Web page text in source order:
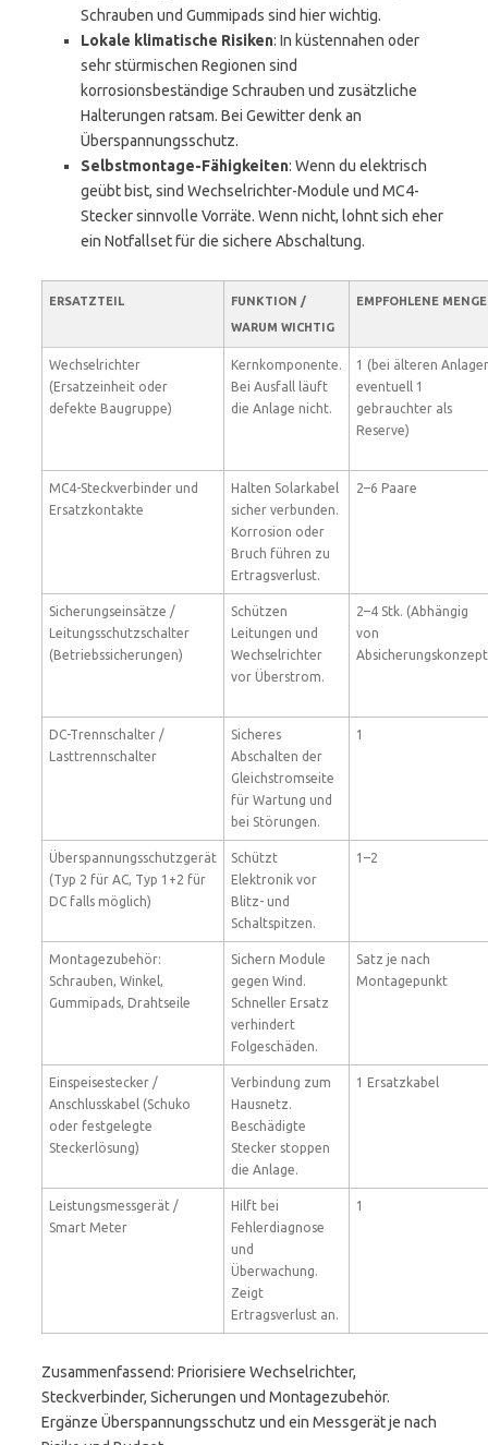
Schrauben und Gummipads sind hier wichtig.
Lokale klimatische Risiken: In küstennahen oder
sehr stürmischen Regionen sind
korrosionsbeständige Schrauben und zusätzliche
Halterungen ratsam. Bei Gewitter denk an
Überspannungsschutz.
Selbstmontage-Fähigkeiten: Wenn du elektrisch
geübt bist, sind Wechselrichter-Module und MC4-
Stecker sinnvolle Vorräte. Wenn nicht, lohnt sich eher
ein Notfallset für die sichere Abschaltung.
ERSATZTEIL
FUNKTION /
WARUM WICHTIG
EMPFOHLENE MENGE
Wechselrichter
(Ersatzeinheit oder
defekte Baugruppe)
Kernkomponente.
Bei Ausfall läuft
die Anlage nicht.
1 (bei älteren
eventuell 1
gebrauchter als
Reserve)
MC4-Steckverbinder und
Ersatzkontakte
Halten Solarkabel
sicher verbunden.
Korrosion oder
Bruch führen zu
Ertragsverlust.
2–6 Paare
Sicherungseinsätze /
Leitungsschutzschalter
(Betriebssicherungen)
Schützen
Leitungen und
Wechselrichter
vor Überstrom.
2–4 Stk. (Abhängig
von
DC-Trennschalter /
Lasttrennschalter
Sicheres
Abschalten der
Gleichstromseite
für Wartung und
bei Störungen.
1
Überspannungsschutzgerät
(Typ 2 für AC, Typ 1+2 für
DC falls möglich)
Schützt
Elektronik vor
Blitz- und
Schaltspitzen.
1–2
Montagezubehör:
Schrauben, Winkel,
Gummipads, Drahtseile
Sichern Module
gegen Wind.
Schneller Ersatz
verhindert
Folgeschäden.
Satz je nach
Montagepunkt
Einspeisestecker /
Anschlusskabel (Schuko
oder festgelegte
Steckerlösung)
Verbindung zum
Hausnetz.
Beschädigte
Stecker stoppen
die Anlage.
1 Ersatzkabel
Leistungsmessgerät /
Smart Meter
Hilft bei
Fehlerdiagnose
und
Überwachung.
Zeigt
Ertragsverlust an.
1
Zusammenfassend: Priorisiere Wechselrichter,
Steckverbinder, Sicherungen und Montagezubehör.
Ergänze Überspannungsschutz und ein Messgerät je nach